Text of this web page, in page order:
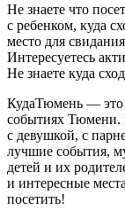
Не знаете что
с ребенком, куда
место для
Интересуетесь
Не знаете куда
КудаТюмень — это
событиях Тюмени.
с девушкой, с
лучшие события,
детей и их
и интересные
посетить!